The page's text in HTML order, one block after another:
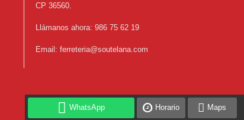
WhatsApp Horario Maps
CP 36560.
Llámanos ahora: 986 75 62 19
Email: ferreteria@soutelana.com